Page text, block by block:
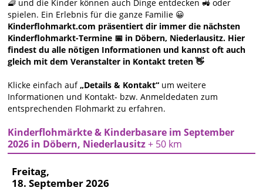
🧇 und die Kinder können auch Dinge entdecken 🚜 oder
spielen. Ein Erlebnis für die ganze Familie 😀
Kinderflohmarkt.com präsentiert dir immer die nächsten
Kinderflohmarkt-Termine 📅 in Döbern, Niederlausitz. Hier
findest du alle nötigen Informationen und kannst oft auch
gleich mit dem Veranstalter in Kontakt treten 👋
Klicke einfach auf„Details & Kontakt“ um weitere
Informationen und Kontakt- bzw. Anmeldedaten zum
entsprechenden Flohmarkt zu erfahren.
Kinderflohmärkte & Kinderbasare im September
2026 in Döbern, Niederlausitz+ 50 km
Freitag,
18. September 2026